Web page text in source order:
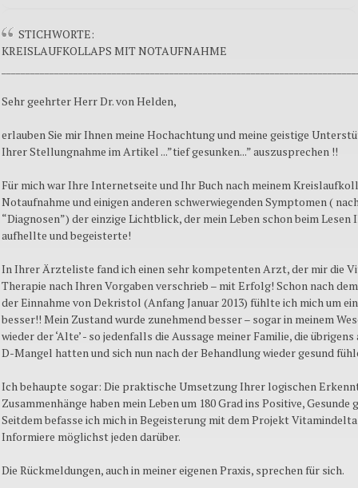
STICHWORTE:
KREISLAUFKOLLAPS MIT NOTAUFNAHME
Sehr geehrter Herr Dr. von Helden,
erlauben Sie mir Ihnen meine Hochachtung und meine geistige
Ihrer Stellungnahme im Artikel ...”tief gesunken...” auszusprechen !!
Für mich war Ihre Internetseite und Ihr Buch nach meinem
Notaufnahme und einigen anderen schwerwiegenden Symptomen (
“Diagnosen”) der einzige Lichtblick, der mein Leben schon beim
aufhellte und begeisterte!
In Ihrer Ärzteliste fand ich einen sehr kompetenten Arzt, der mir die
Therapie nach Ihren Vorgaben verschrieb – mit Erfolg! Schon nach
der Einnahme von Dekristol (Anfang Januar 2013) fühlte ich mich um
besser!! Mein Zustand wurde zunehmend besser – sogar in meinem
wieder der ‘Alte’ - so jedenfalls die Aussage meiner Familie, die
D-Mangel hatten und sich nun nach der Behandlung wieder gesund
Ich behaupte sogar: Die praktische Umsetzung Ihrer logischen
Zusammenhänge haben mein Leben um 180 Grad ins Positive, Gesunde
Seitdem befasse ich mich in Begeisterung mit dem Projekt
Informiere möglichst jeden darüber.
Die Rückmeldungen, auch in meiner eigenen Praxis, sprechen für sich.